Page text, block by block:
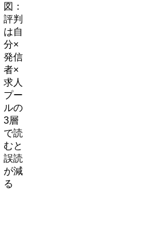
図：
評判
は自
分×
発信
者×
求人
プー
ルの
3層
で読
むと
誤読
が減
る